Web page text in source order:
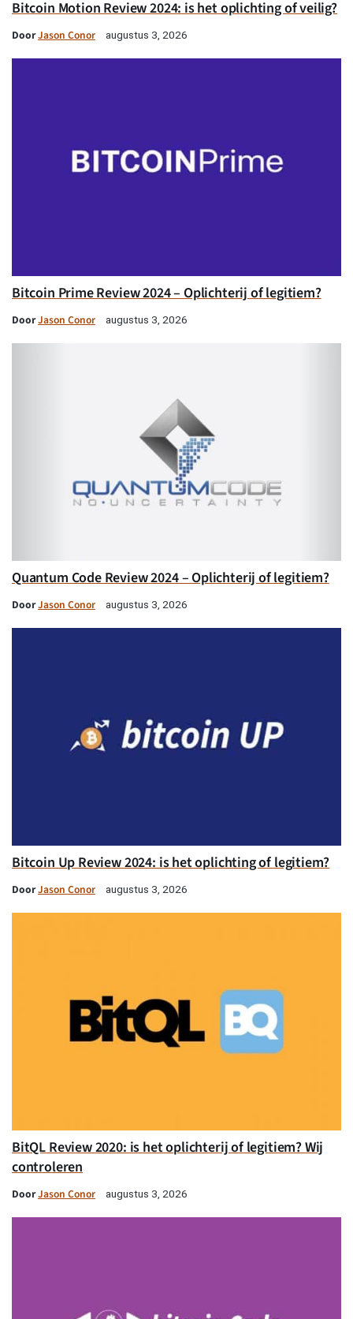
Bitcoin Motion Review 2024: is het oplichting of veilig?
DoorJason Conor augustus 3, 2026
Bitcoin Prime Review 2024 – Oplichterij of legitiem?
DoorJason Conor augustus 3, 2026
Quantum Code Review 2024 – Oplichterij of legitiem?
DoorJason Conor augustus 3, 2026
Bitcoin Up Review 2024: is het oplichting of legitiem?
DoorJason Conor augustus 3, 2026
BitQL Review 2020: is het oplichterij of legitiem? Wij
controleren
DoorJason Conor augustus 3, 2026